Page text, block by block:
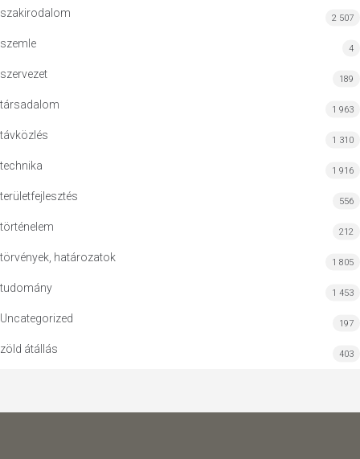
szakirodalom 2 507
szemle 4
szervezet 189
társadalom 1 963
távközlés 1 310
technika 1 916
területfejlesztés 556
történelem 212
törvények, határozatok 1 805
tudomány 1 453
Uncategorized 197
zöld átállás 403